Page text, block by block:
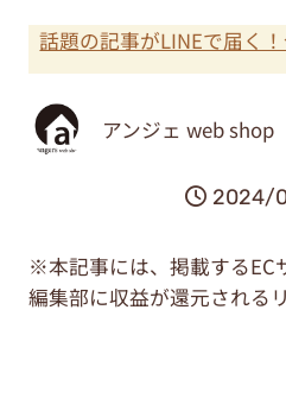
話題の記事がLINEで届く
アンジェ web shop
2024/
※本記事には、掲載するEC
編集部に収益が還元される